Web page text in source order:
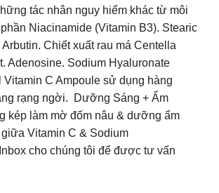
tác nhân nguy hiểm khác từ môi
Niacinamide (Vitamin B3). Stearic
Chiết xuất rau má Centella
Adenosine. Sodium Hyaluronate
C Ampoule sử dụng hàng
rạng ngời. Dưỡng Sáng + Ẩm
kép làm mờ đốm nâu & dưỡng ẩm
Vitamin C & Sodium
cho chúng tôi để được tư vấn